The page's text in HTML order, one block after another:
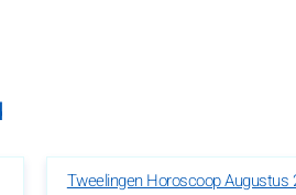
Tweelingen Horoscoop Augustus